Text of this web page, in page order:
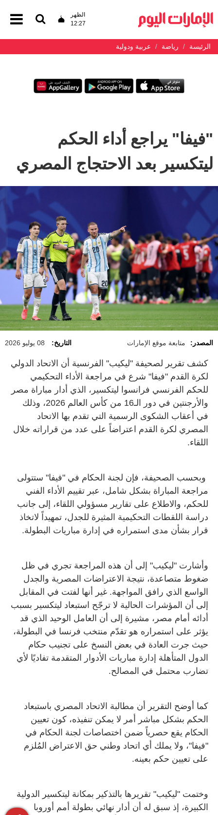
الظهر
12:27
الرئيسة رياضة عربية ودولية
"فيفا" يراجع أداء الحكم
ليتكسير بعد الاحتجاج المصري
المصدر: متابعة موقع الإمارات التاريخ: 08 يوليو 2026
كشف تقرير لصحيفة "ليكيب" الفرنسية أن الاتحاد الدولي
لكرة القدم "فيفا" شرع في مراجعة الأداء التحكيمي
للحكم الفرنسي فرانسوا ليتكسير، الذي أدار مباراة مصر
والأرجنتين في دور الـ16 من كأس العالم 2026، وذلك
في أعقاب الشكوى الرسمية التي تقدم بها الاتحاد
المصري لكرة القدم اعتراضاً على عدد من قراراته خلال
اللقاء.
وبحسب الصحيفة، فإن لجنة الحكام في "فيفا" ستتولى
مراجعة المباراة بشكل شامل، عبر تقييم الأداء الفني
للحكم، والاطلاع على تقارير مسؤولي اللقاء، إلى جانب
دراسة اللقطات التحكيمية المثيرة للجدل، تمهيداً لاتخاذ
قرار بشأن مدى استمراره في إدارة مباريات البطولة.
وأشارت "ليكيب" إلى أن هذه المراجعة تجري في ظل
ضغوط متصاعدة، نتيجة الاعتراضات المصرية والجدل
الواسع الذي رافق المواجهة. غير أنها لفتت في المقابل
إلى أن المؤشرات الحالية لا ترجّح استبعاد ليتكسير بسبب
أدائه أمام مصر، مشيرة إلى أن العامل الوحيد الذي قد
يؤثر على استمراره هو تقدّم منتخب فرنسا في البطولة،
حيث جرت العادة في بعض النسخ على تجنيب حكام
الدول المتأهلة إدارة مباريات الأدوار المتقدمة تفاديًا لأي
تضارب محتمل في المصالح.
كما أوضح التقرير أن مطالبة الاتحاد المصري باستبعاد
الحكم بشكل مباشر أمر لا يمكن تنفيذه، كون تعيين
الحكام يقع حصرياً ضمن اختصاصات لجنة الحكام في
"فيفا"، ولا يملك أي اتحاد وطني حق الاعتراض المُلزم
على تعيين حكم بعينه.
وختمت "ليكيب" تقريرها بالتذكير بمكانة ليتكسير الدولية
الكبيرة، إذ سبق له أن أدار نهائي بطولة أمم أوروبا